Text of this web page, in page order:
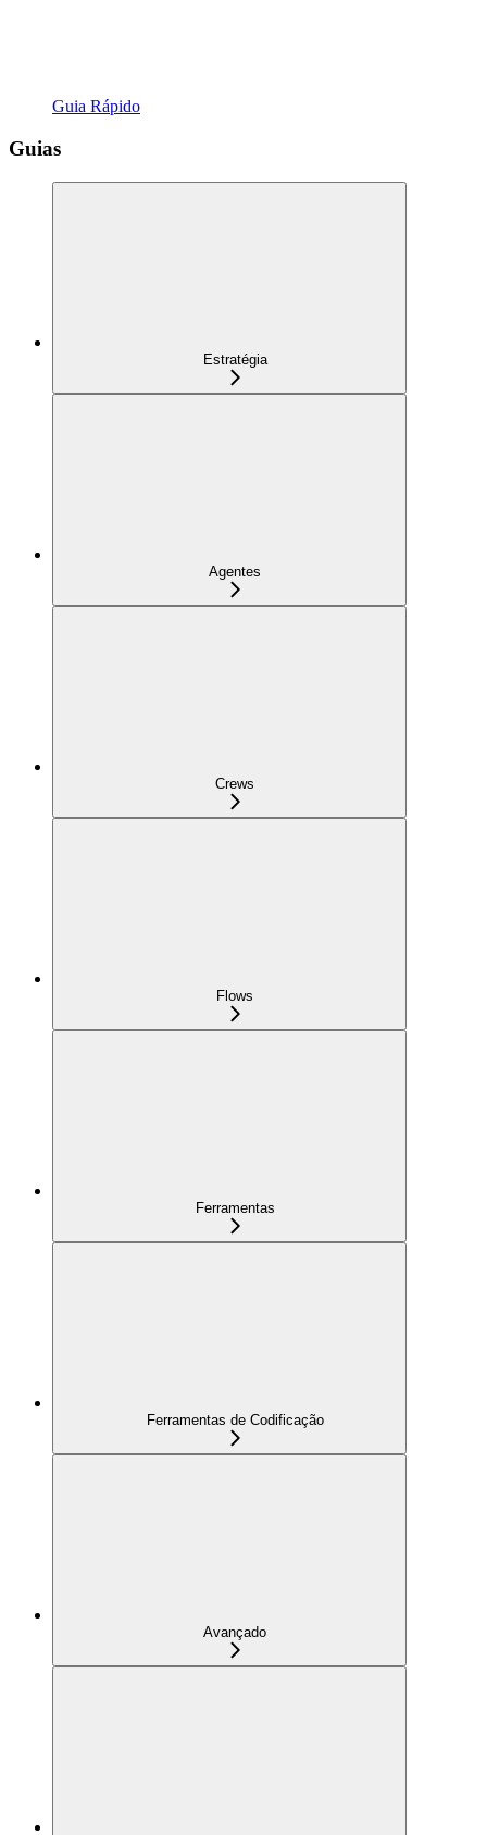
Guia Rápido
Guias
Estratégia
Agentes
Crews
Flows
Ferramentas
Ferramentas de Codificação
Avançado